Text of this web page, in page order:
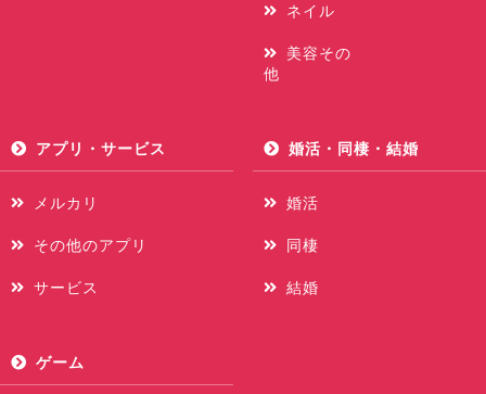
ネイル
美容その
他
アプリ・サービス
メルカリ
その他のアプリ
サービス
婚活・同棲・結婚
婚活
同棲
結婚
ゲーム